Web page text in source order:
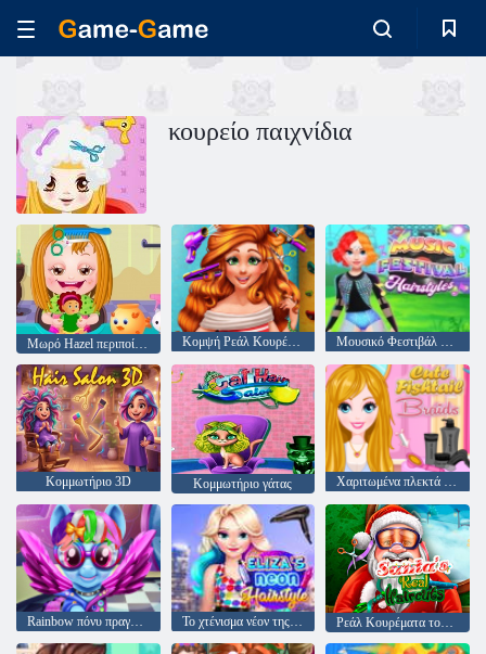
κουρείο παιχνίδια
Μωρό Hazel περιποίηση των μαλλιών Κομψή Ρεάλ Κουρέματα της Jessie Μουσικό Φεστιβάλ Χτενίσματα
Κομμωτήριο 3D Κομμωτήριο γάτας Χαριτωμένα πλεκτά ψαράκια
Rainbow πόνυ πραγματικές περικοπές Το χτένισμα νέον της Eliza Ρεάλ Κουρέματα του Αϊ-Βασίλη